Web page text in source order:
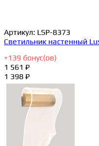
Артикул: LSP-8373
Светильник настенный
+139 бонус(ов)
1 561 ₽
1 398 ₽